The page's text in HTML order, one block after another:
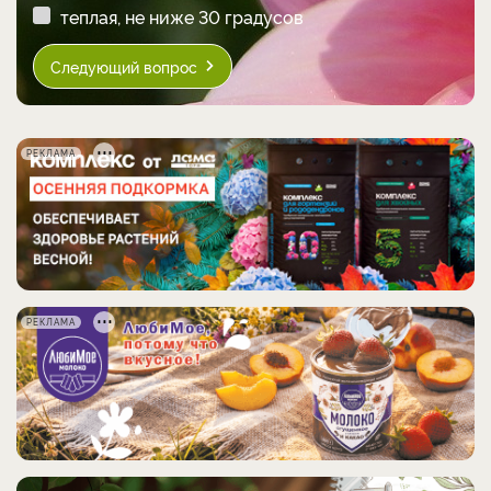
теплая, не ниже 30 градусов
Следующий вопрос
РЕКЛАМА
РЕКЛАМА